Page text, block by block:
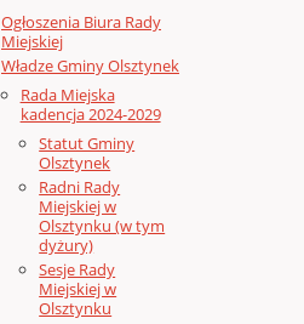
Ogłoszenia Biura Rady
Miejskiej
Władze Gminy Olsztynek
Rada Miejska
kadencja 2024-2029
Statut Gminy
Olsztynek
Radni Rady
Miejskiej w
Olsztynku (w tym
dyżury)
Sesje Rady
Miejskiej w
Olsztynku